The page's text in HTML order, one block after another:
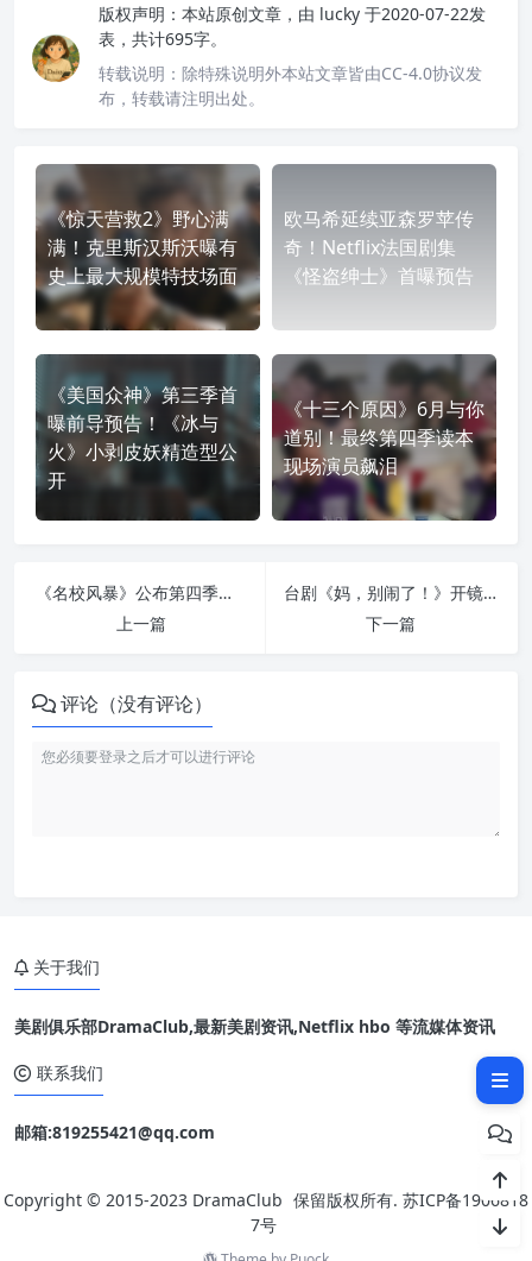
版权声明： 本站原创文章，由 lucky 于2020-07-22发
表，共计695字。
转载说明： 除特殊说明外本站文章皆由CC-4.0协议发
布，转载请注明出处。
《惊天营救2》野心满
满！克里斯汉斯沃曝有
史上最大规模特技场面
欧马希延续亚森罗苹传
奇！Netflix法国剧集
《怪盗绅士》首曝预告
《美国众神》第三季首
曝前导预告！《冰与
火》小剥皮妖精造型公
开
《十三个原因》6月与你
道别！最终第四季读本
现场演员飙泪
《名校风暴》公布第四季选角！人气网红入学再掀风暴
上一篇
台剧《妈，别闹了！》开镜！比莉、贾静雯、柯佳嬿、曾莞婷四女神合体颠覆萤幕形象
下一篇
评论（没有评论）
关于我们
美剧俱乐部DramaClub,最新美剧资讯,Netflix hbo 等流媒体资讯
联系我们
邮箱:819255421@qq.com
Copyright © 2015-2023 DramaClub 保留版权所有. 苏ICP备1906818
7号